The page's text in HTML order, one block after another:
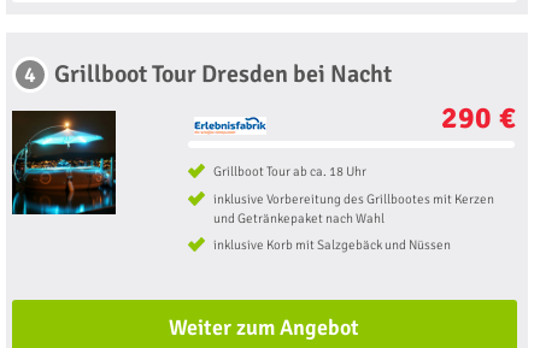
4 Grillboot Tour Dresden bei Nacht
290 €
Grillboot Tour ab ca. 18 Uhr
inklusive Vorbereitung des Grillbootes mit Kerzen
und Getränkepaket nach Wahl
inklusive Korb mit Salzgebäck und Nüssen
Weiter zum Angebot